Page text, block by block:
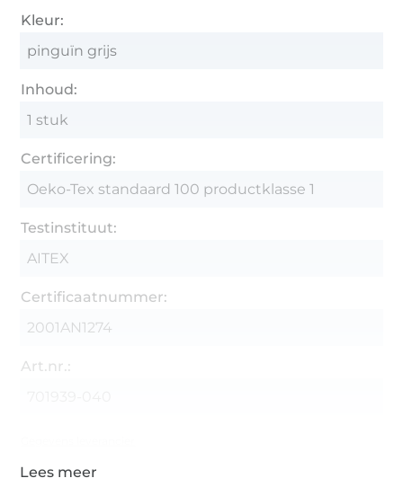
Kleur:
pinguïn grijs
Inhoud:
1 stuk
Certificering:
Oeko-Tex standaard 100 productklasse 1
Testinstituut:
AITEX
Certificaatnummer:
2001AN1274
Art.nr.: